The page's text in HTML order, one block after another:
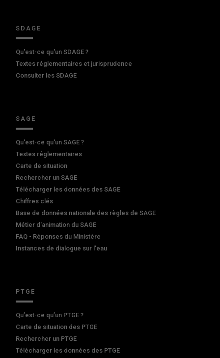
SDAGE
Qu'est-ce qu'un SDAGE ?
Textes réglementaires et jurisprudence
Consulter les SDAGE
SAGE
Qu'est-ce qu'un SAGE ?
Textes réglementaires
Carte de situation
Rechercher un SAGE
Télécharger les données des SAGE
Chiffres clés
Base de données nationale des règles de SAGE
Métier d'animation du SAGE
FAQ - Réponses du Ministère
Instances de dialogue sur l'eau
PTGE
Qu’est-ce qu’un PTGE ?
Carte de situation des PTGE
Rechercher un PTGE
Télécharger les données des PTGE